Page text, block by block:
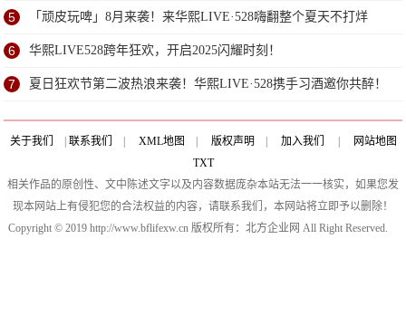
由！
5 「顽皮玩啤」8月来袭！来华熙LIVE·528嗨翻整个夏天不打烊
6 华熙LIVE528跨年狂欢，开启2025闪耀时刻！
7 夏日狂欢节第二波热浪来袭！华熙LIVE·528携手习酒邀你共醉！
关于我们 联系我们 XML地图 版权声明 加入我们
网站地图
TXT
相关作品的原创性、文中陈述文字以及内容数据庞杂本站无法一一核实，如果您发
现本网站上有侵犯您的合法权益的内容，请联系我们，本网站将立即予以删除！
Copyright © 2019 http://www.bflifexw.cn 版权所有：北方企业网 All Right Reserved.